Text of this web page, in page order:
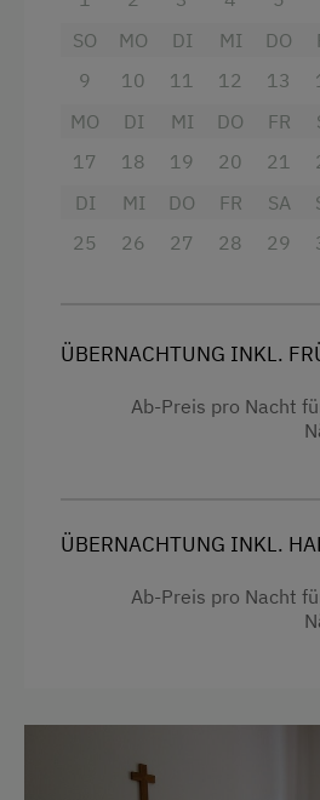
SO
9
MO
10
DI
11
MI
12
DO
13
MO
17
DI
18
MI
19
DO
20
FR
21
DI
25
MI
26
DO
27
FR
28
SA
29
ÜBERNACHTUNG INKL.
Ab-Preis pro Nacht
ÜBERNACHTUNG INKL.
Ab-Preis pro Nacht